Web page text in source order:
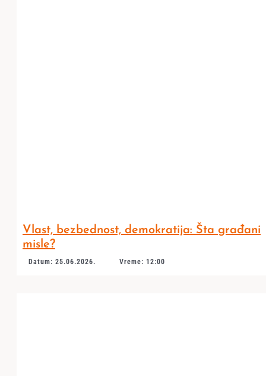
Vlast, bezbednost, demokratija: Šta građani
misle?
Datum: 25.06.2026. Vreme: 12:00